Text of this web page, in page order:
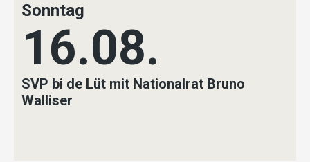
Sonntag
16.08.
SVP bi de Lüt mit Nationalrat Bruno
Walliser